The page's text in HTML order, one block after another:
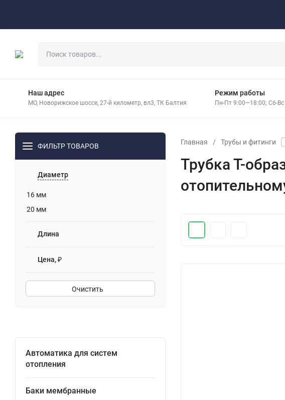
Наш адрес
МО, Новорижское шоссе, 27-й километр, вл3, ТК Балтия
Режим работы
Пн-Пт 9:00—18:00; Сб-
ФИЛЬТР ТОВАРОВ
Диаметр
16 мм
20 мм
Длина
Цена, ₽
Очистить
Автоматика для систем
отопления
Баки мембранные
Главная / Трубы и фитинги
Трубка Т-